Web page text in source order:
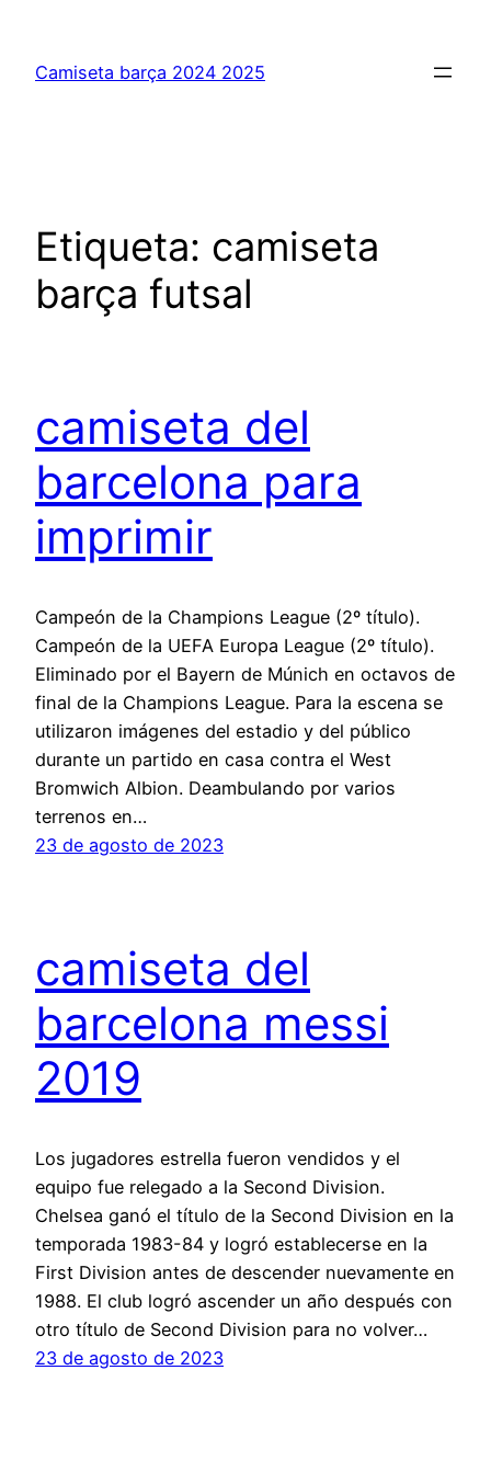
contenido
Camiseta barça 2024 2025
Etiqueta: camiseta
barça futsal
camiseta del
barcelona para
imprimir
Campeón de la Champions League (2º título).
Campeón de la UEFA Europa League (2º título).
Eliminado por el Bayern de Múnich en octavos de
final de la Champions League. Para la escena se
utilizaron imágenes del estadio y del público
durante un partido en casa contra el West
Bromwich Albion. Deambulando por varios
terrenos en…
23 de agosto de 2023
camiseta del
barcelona messi
2019
Los jugadores estrella fueron vendidos y el
equipo fue relegado a la Second Division.
Chelsea ganó el título de la Second Division en la
temporada 1983-84 y logró establecerse en la
First Division antes de descender nuevamente en
1988. El club logró ascender un año después con
otro título de Second Division para no volver…
23 de agosto de 2023